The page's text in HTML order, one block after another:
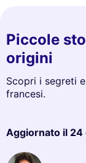
Piccole
origini
Scopri i segreti
francesi.
Aggiornato il 24